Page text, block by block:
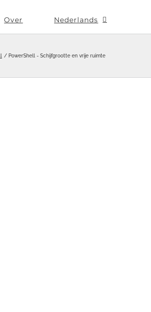
Over Nederlands
PowerShell - Schijfgrootte en vrije ruimte